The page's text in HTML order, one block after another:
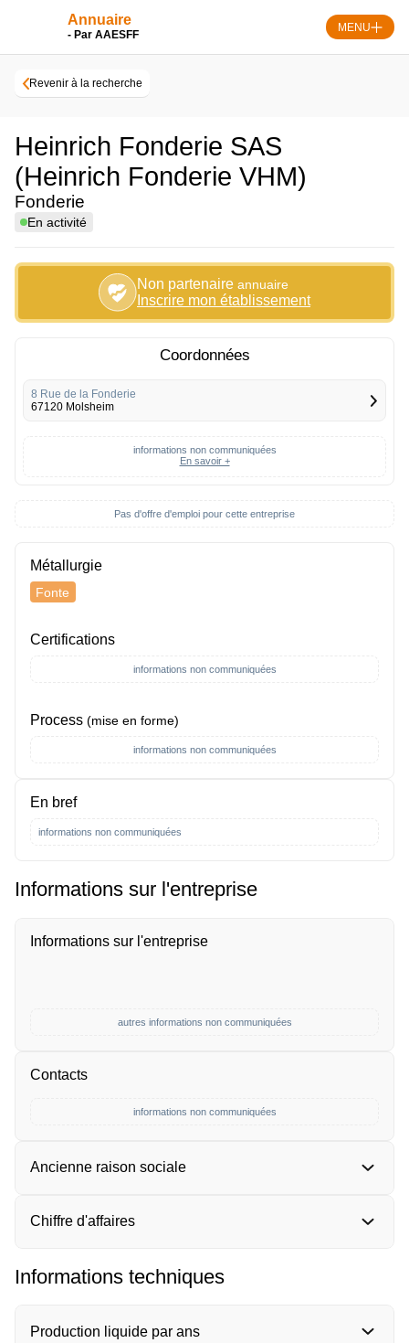
Annuaire
- Par AAESFF
MENU
Revenir à la recherche
Heinrich Fonderie SAS
(Heinrich Fonderie VHM)
Fonderie
En activité
Non partenaire annuaire
Inscrire mon établissement
Pas d'offre d'emploi pour cette entreprise
Coordonnées
8 Rue de la Fonderie
67120 Molsheim
informations non communiquées
En savoir +
Métallurgie
Fonte
Certifications
informations non communiquées
Process (mise en forme)
informations non communiquées
En bref
informations non communiquées
Informations sur l'entreprise
Informations sur l'entreprise
autres informations non communiquées
Contacts
informations non communiquées
Ancienne raison sociale
Chiffre d'affaires
Informations techniques
Production liquide par ans